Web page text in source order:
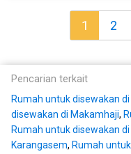
1 2
Pencarian terkait
Rumah untuk disewakan
disewakan di Makamhaji,
Rumah untuk disewakan
Karangasem, Rumah